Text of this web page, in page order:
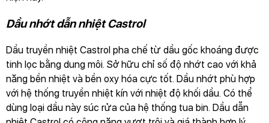
Dầu nhớt dẫn nhiệt Castrol
Dầu truyền nhiệt Castrol pha chế từ dầu gốc khoáng được
tinh lọc bằng dung môi. Sở hữu chỉ số độ nhớt cao với khả
năng bền nhiệt và bền oxy hóa cực tốt. Dầu nhớt phù hợp
với hệ thống truyền nhiệt kín với nhiệt độ khối dầu. Có thể
dùng loại dầu này súc rửa của hệ thống tua bin. Dầu dẫn